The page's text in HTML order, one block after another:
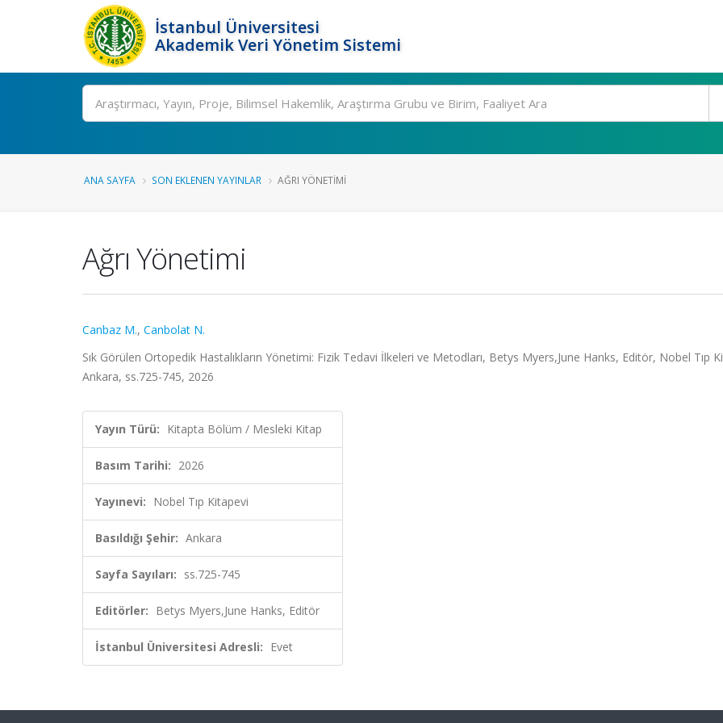
İstanbul Üniversitesi
Akademik Veri Yönetim Sistemi
Ara
ANA SAYFA SON EKLENEN YAYINLAR AĞRI YÖNETIMI
Ağrı Yönetimi
Canbaz M., Canbolat N.
Sık Görülen Ortopedik Hastalıkların Yönetimi: Fizik Tedavi İlkeleri ve Metodları, Betys Myers,June Hanks, Editör, Nobel Tıp
Ankara, ss.725-745, 2026
Yayın Türü: Kitapta Bölüm / Mesleki Kitap
Basım Tarihi: 2026
Yayınevi: Nobel Tıp Kitapevi
Basıldığı Şehir: Ankara
Sayfa Sayıları: ss.725-745
Editörler: Betys Myers,June Hanks, Editör
İstanbul Üniversitesi Adresli: Evet